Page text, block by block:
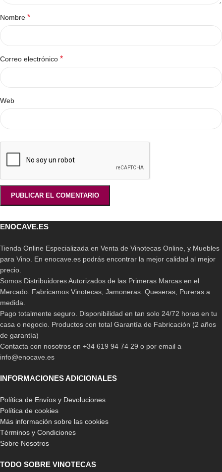
Nombre *
Correo electrónico *
Web
ENOCAVE.ES
Tienda Online Especializada en Venta de Vinotecas Online, y Muebles
para Vino. En enocave.es podrás encontrar la mejor calidad al mejor
precio.
Somos Distribuidores Autorizados de las Primeras Marcas en el
Mercado. Fabricamos Vinotecas, Jamoneras. Queseras, Pureras a
medida.
Pago totalmente seguro. Disponibilidad en tan solo 24/72 horas en tu
casa o negocio. Productos con total Garantía de Fabricación (2 años
de garantía)
Contacta con nosotros en +34 619 94 74 29 o por email a
info@enocave.es
INFORMACIONES ADICIONALES
Política de Envíos y Devoluciones
Política de cookies
Más información sobre las cookies
Términos y Condiciones
Sobre Nosotros
TODO SOBRE VINOTECAS